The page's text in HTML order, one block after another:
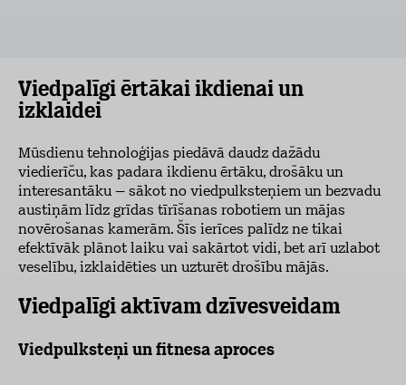
Viedpalīgi ērtākai ikdienai un
izklaidei
Mūsdienu tehnoloģijas piedāvā daudz dažādu
viedierīču, kas padara ikdienu ērtāku, drošāku un
interesantāku – sākot no viedpulksteņiem un bezvadu
austiņām līdz grīdas tīrīšanas robotiem un mājas
novērošanas kamerām. Šīs ierīces palīdz ne tikai
efektīvāk plānot laiku vai sakārtot vidi, bet arī uzlabot
veselību, izklaidēties un uzturēt drošību mājās.
Viedpalīgi aktīvam dzīvesveidam
Viedpulksteņi un fitnesa aproces